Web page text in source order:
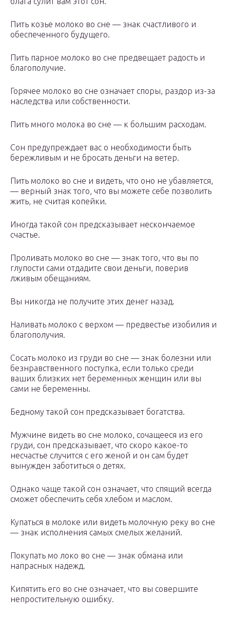
Пить козье молоко во сне — знак счастливого и
обеспеченного будущего.
Пить парное молоко во сне предвещает радость и
благополучие.
Горячее молоко во сне означает споры, раздор из-за
наследства или собственности.
Пить много молока во сне — к большим расходам.
Сон предупреждает вас о необходимости быть
бережливым и не бросать деньги на ветер.
Пить молоко во сне и видеть, что оно не убавляется,
— верный знак того, что вы можете себе позволить
жить, не считая копейки.
Иногда такой сон предсказывает нескончаемое
счастье.
Проливать молоко во сне — знак того, что вы по
глупости сами отдадите свои деньги, поверив
лживым обещаниям.
Вы никогда не получите этих денег назад.
Наливать молоко с верхом — предвестье изобилия и
благополучия.
Сосать молоко из груди во сне — знак болезни или
безнравственного поступка, если только среди
ваших близких нет беременных женщин или вы
сами не беременны.
Бедному такой сон предсказывает богатства.
Мужчине видеть во сне молоко, сочащееся из его
груди, сон предсказывает, что скоро какое-то
несчастье случится с его женой и он сам будет
вынужден заботиться о детях.
Однако чаще такой сон означает, что спящий всегда
сможет обеспечить себя хлебом и маслом.
Купаться в молоке или видеть молочную реку во сне
— знак исполнения самых смелых желаний.
Покупать мо локо во сне — знак обмана или
напрасных надежд.
Кипятить его во сне означает, что вы совершите
непростительную ошибку.